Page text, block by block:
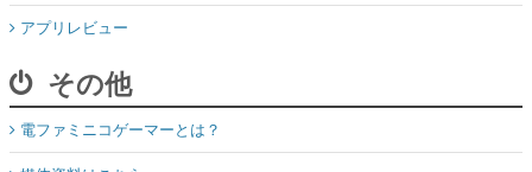
アプリレビュー
その他
電ファミニコゲーマーとは？